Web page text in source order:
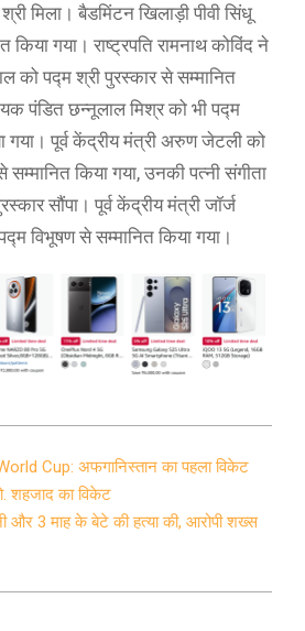
मिला। बैडमिंटन खिलाड़ी पीवी सिंधू
गया। राष्ट्रपति रामनाथ कोविंद ने
को पद्म श्री पुरस्कार से सम्मानित
पंडित छन्नूलाल मिश्र को भी पद्म
गया। पूर्व केंद्रीय मंत्री अरुण जेटली को
सम्मानित किया गया, उनकी पत्नी संगीता
सौंपा। पूर्व केंद्रीय मंत्री जॉर्ज
विभूषण से सम्मानित किया गया।
Cup: अफगानिस्तान का पहला विकेट
शहजाद का विकेट
और 3 माह के बेटे की हत्या की, आरोपी शख्स